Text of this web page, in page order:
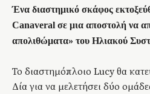
Ένα διαστημικό σκάφος
Canaveral σε μια αποστολή να
απολιθώματα» του Ηλιακού
Το διαστημόπλοιο Lucy θα
Δία για να μελετήσει δύο